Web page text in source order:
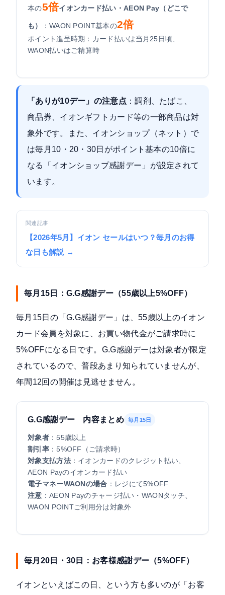
本の5倍イオンカード払い・AEON Pay（どこで
も） ：WAON POINT基本の2倍
ポイント進呈時期：カード払いは当月25日頃、
WAON払いはご精算時
「ありが10デー」の注意点 ：調剤、たばこ、
商品券、イオンギフトカード等の一部商品は対
象外です。また、イオンショップ（ネット）で
は毎月10・20・30日がポイント基本の10倍に
なる「イオンショップ感謝デー」が設定されて
います。
関連記事
【2026年5月】イオン セールはいつ？毎月のお得
な日も解説 →
毎月15日：G.G感謝デー（55歳以上5%OFF）
毎月15日の「G.G感謝デー」は、55歳以上のイオン
カード会員を対象に、 お買い物代金がご請求時に
5%OFFになる 日です。G.G感謝デーは対象者が限定
されているので、普段あまり知られていませんが、
年間12回の開催は見逃せません。
G.G感謝デー 内容まとめ 毎月15日
対象者：55歳以上
割引率：5%OFF（ご請求時）
対象支払方法：イオンカードのクレジット払い、
AEON Payのイオンカード払い
電子マネーWAONの場合 ：レジにて5%OFF
注意 ：AEON Payのチャージ払い・WAONタッチ、
WAON POINTご利用分は対象外
毎月20日・30日：お客様感謝デー（5%OFF）
イオンといえばこの日、という方も多いのが「お客